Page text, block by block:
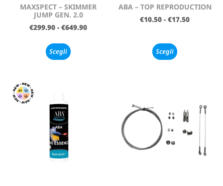
MAXSPECT – SKIMMER
JUMP GEN. 2.0
€299.90 - €649.90
Scegli
ABA – TOP REPRODUCTION
€10.50 - €17.50
Scegli